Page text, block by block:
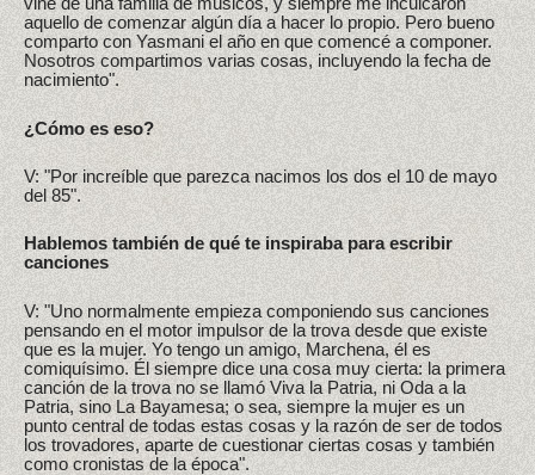
aquello de comenzar algún día a hacer lo propio. Pero bueno
comparto con Yasmani el año en que comencé a componer.
Nosotros compartimos varias cosas, incluyendo la fecha de
nacimiento".
¿Cómo es eso?
V: "Por increíble que parezca nacimos los dos el 10 de mayo
del 85".
Hablemos también de qué te inspiraba para escribir
canciones
V: "Uno normalmente empieza componiendo sus canciones
pensando en el motor impulsor de la trova desde que existe
que es la mujer. Yo tengo un amigo, Marchena, él es
comiquísimo. Él siempre dice una cosa muy cierta: la primera
canción de la trova no se llamó Viva la Patria, ni Oda a la
Patria, sino La Bayamesa; o sea, siempre la mujer es un
punto central de todas estas cosas y la razón de ser de todos
los trovadores, aparte de cuestionar ciertas cosas y también
como cronistas de la época".